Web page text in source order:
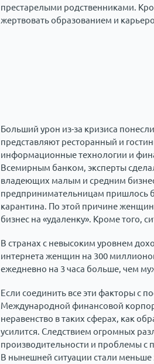
престарелыми родственниками.
жертвовать образованием и
Больший урон из-за кризиса
представляют ресторанный и
информационные технологии и
Всемирным банком, эксперты
владеющих малым и средним
предпринимательницам пришлось
карантина. По этой причине
бизнес на «удаленку». Кроме того,
В странах с невысоким уровнем
интернета женщин на 300
ежедневно на 3 часа больше, чем
Если соединить все эти факторы с
Международной финансовой
неравенство в таких сферах, как
усилится. Следствием огромных
производительности и проблемы с
В нынешней ситуации стали